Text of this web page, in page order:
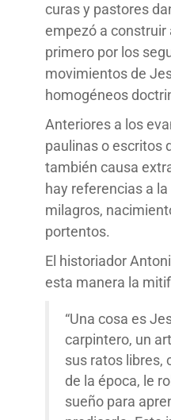
curas y pastores
empezó a construir
primero por los
movimientos de
homogéneos
Anteriores a los
paulinas o escritos
también causa
hay referencias a
milagros,
portentos.
El historiador
esta manera la
“Una cosa es
carpintero, un
sus ratos libres,
de la época, le
sueño para